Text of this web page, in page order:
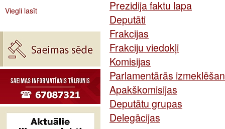
Viegli lasīt
Prezidija faktu lapa
Deputāti
Frakcijas
Frakciju viedokļi
Komisijas
Parlamentārās
Apakškomisijas
Deputātu grupas
Delegācijas